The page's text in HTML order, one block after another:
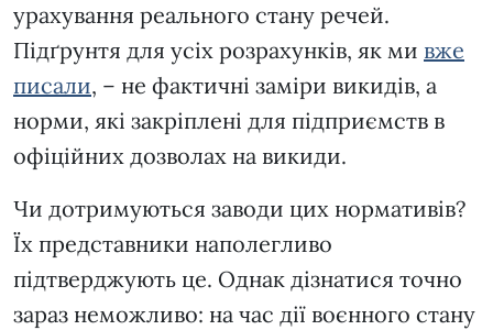
урахування реального стану речей.
Підґрунтя для усіх розрахунків, як ми вже
писали, – не фактичні заміри викидів, а
норми, які закріплені для підприємств в
офіційних дозволах на викиди.
Чи дотримуються заводи цих нормативів?
Їх представники наполегливо
підтверджують це. Однак дізнатися точно
зараз неможливо: на час дії воєнного стану